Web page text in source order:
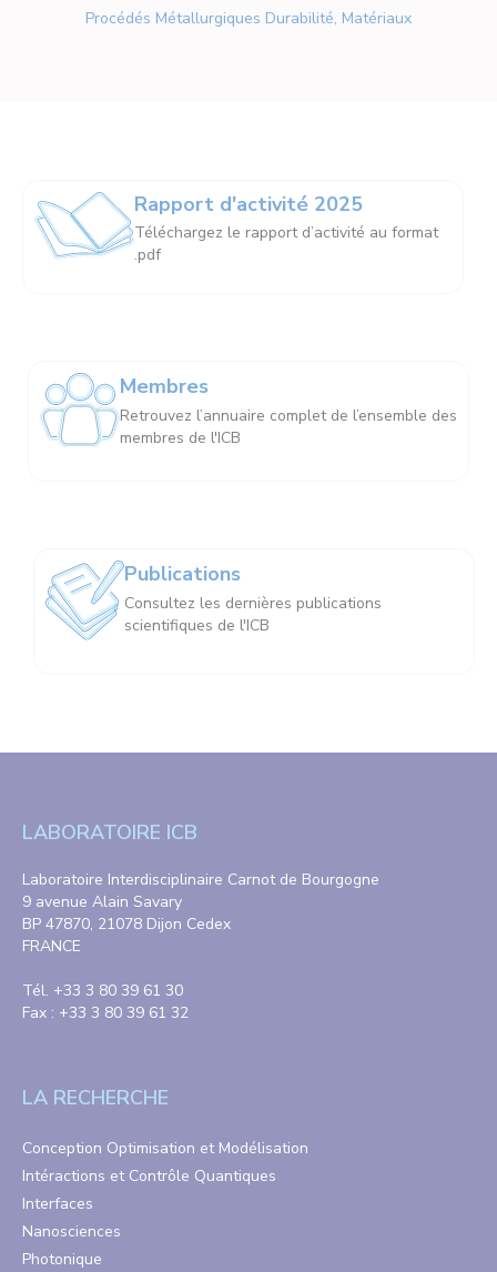
Procédés Métallurgiques Durabilité, Matériaux
Rapport d'activité 2025
Téléchargez le rapport d’activité au format
.pdf
Membres
Retrouvez l’annuaire complet de l’ensemble des
membres de l'ICB
Publications
Consultez les dernières publications
scientifiques de l'ICB
LABORATOIRE ICB
Laboratoire Interdisciplinaire Carnot de Bourgogne
9 avenue Alain Savary
BP 47870, 21078 Dijon Cedex
FRANCE
Tél. +33 3 80 39 61 30
Fax : +33 3 80 39 61 32
LA RECHERCHE
Conception Optimisation et Modélisation
Intéractions et Contrôle Quantiques
Interfaces
Nanosciences
Photonique